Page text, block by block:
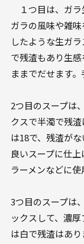
１つ目は、ガラ
ガラの風味や雑
したような生ガ
で残渣もあり生
ままでだせます
2つ目のスープは
クスで半濁で残
は18で、残渣が
良いスープに仕
ラーメンなどに使
3つ目のスープは
ックスして、濃
は白で残渣はあ